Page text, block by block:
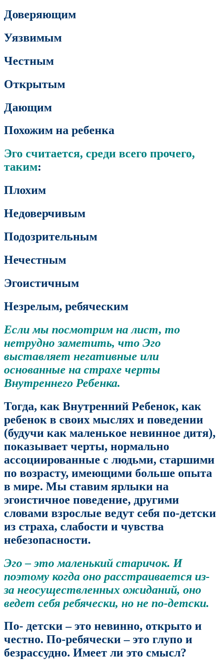
Доверяющим
Уязвимым
Честным
Открытым
Дающим
Похожим на ребенка
Эго считается, среди всего прочего,
таким:
Плохим
Недоверчивым
Подозрительным
Нечестным
Эгоистичным
Незрелым, ребяческим
Если мы посмотрим на лист, то
нетрудно заметить, что Эго
выставляет негативные или
основанные на страхе черты
Внутреннего Ребенка.
Тогда, как Внутренний Ребенок, как
ребенок в своих мыслях и поведении
(будучи как маленькое невинное дитя),
показывает черты, нормально
ассоциированные с людьми, старшими
по возрасту, имеющими больше опыта
в мире. Мы ставим ярлыки на
эгоистичное поведение, другими
словами взрослые ведут себя по-детски
из страха, слабости и чувства
небезопасности.
Эго – это маленький старичок. И
поэтому когда оно расстраивается из-
за неосуществленных ожиданий, оно
ведет себя ребячески, но не по-детски.
По- детски – это невинно, открыто и
честно. По-ребячески – это глупо и
безрассудно. Имеет ли это смысл?